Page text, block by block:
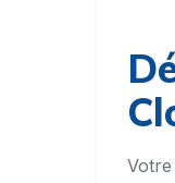
Votre